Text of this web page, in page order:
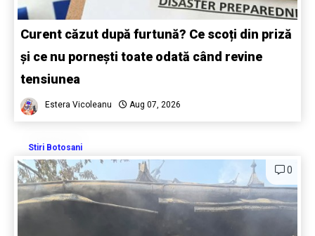
Curent căzut după furtună? Ce scoți din priză
și ce nu pornești toate odată când revine
tensiunea
Estera Vicoleanu Aug 07, 2026
Stiri Botosani
0